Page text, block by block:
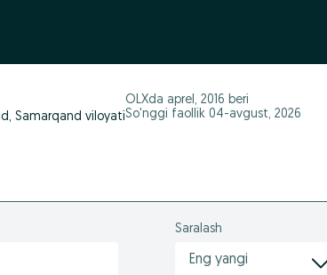
Samarqand viloyati
OLXda aprel, 2016 beri
So'nggi faollik 04-avgust, 2026
Saralash
Eng yangi